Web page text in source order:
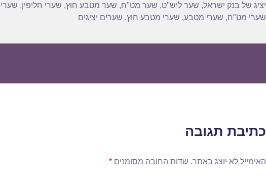
יציג של בנק ישראל, שער ליש"ט, שער מט"ח, שער מטבע חוץ, שערי חליפין, שערי
שערי מט"ח, שערי מטבע, שערי מטבע חוץ, שערים יציגים
כתיבת תגובה
האימייל לא יוצג באתר. שדות החובה מסומנים*